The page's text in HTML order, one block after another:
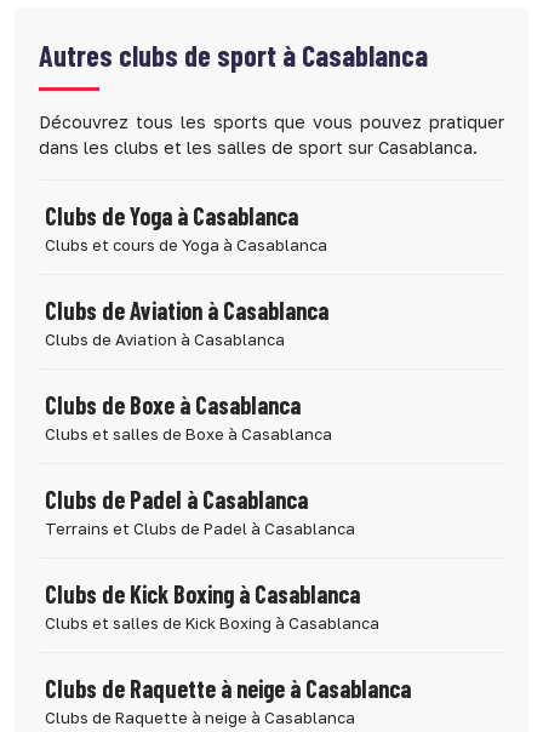
Autres clubs de sport à Casablanca
Découvrez tous les sports que vous pouvez pratiquer
dans les clubs et les salles de sport sur Casablanca.
Clubs de Yoga à Casablanca
Clubs et cours de Yoga à Casablanca
Clubs de Aviation à Casablanca
Clubs de Aviation à Casablanca
Clubs de Boxe à Casablanca
Clubs et salles de Boxe à Casablanca
Clubs de Padel à Casablanca
Terrains et Clubs de Padel à Casablanca
Clubs de Kick Boxing à Casablanca
Clubs et salles de Kick Boxing à Casablanca
Clubs de Raquette à neige à Casablanca
Clubs de Raquette à neige à Casablanca